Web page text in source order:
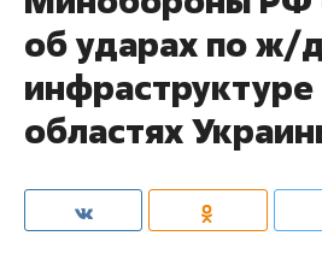
об ударах по ж/
инфраструктуре
областях